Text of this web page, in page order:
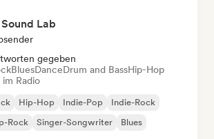
Lab
gegeben
BluesDanceDrum and BassHip-Hop
Radio
Hip-Hop Indie-Pop
Indie-Rock
Rock Singer-Songwriter Blues